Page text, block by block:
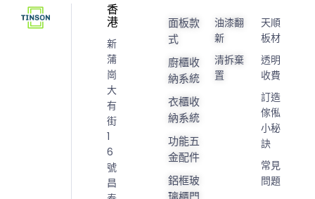
香
港
新
蒲
崗
大
有
街
1
6
號
昌
面板款
式
廚櫃收
納系統
衣櫃收
納系統
功能五
金配件
鋁框玻
油漆翻
新
清拆棄
置
天順
板材
透明
收費
訂造
傢俬
小秘
訣
常見
問題